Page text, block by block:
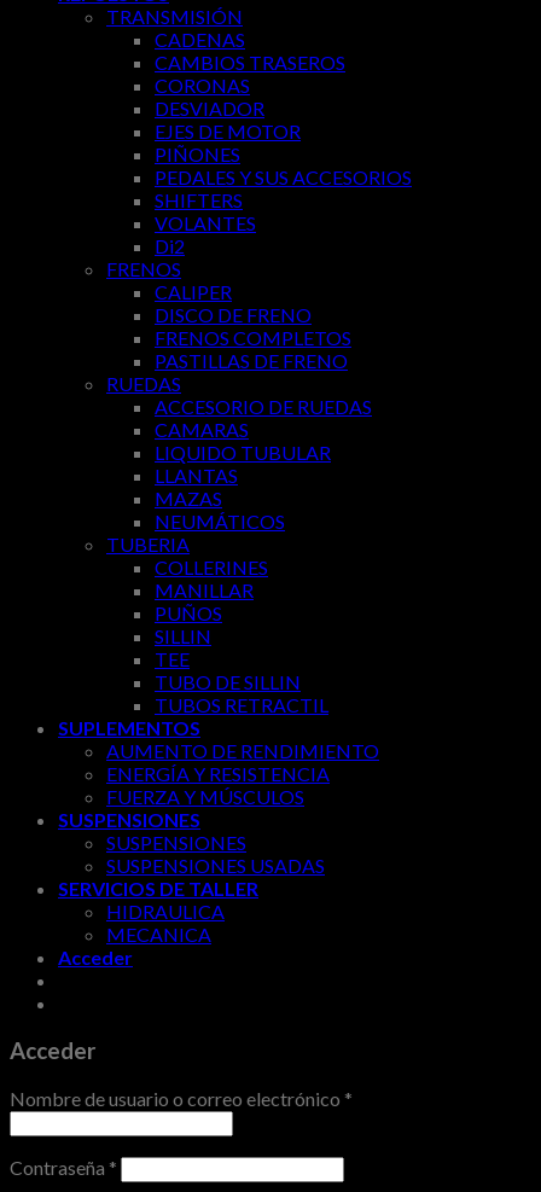
TRANSMISIÓN
CADENAS
CAMBIOS TRASEROS
CORONAS
DESVIADOR
EJES DE MOTOR
PIÑONES
PEDALES Y SUS ACCESORIOS
SHIFTERS
VOLANTES
Di2
FRENOS
CALIPER
DISCO DE FRENO
FRENOS COMPLETOS
PASTILLAS DE FRENO
RUEDAS
ACCESORIO DE RUEDAS
CAMARAS
LIQUIDO TUBULAR
LLANTAS
MAZAS
NEUMÁTICOS
TUBERIA
COLLERINES
MANILLAR
PUÑOS
SILLIN
TEE
TUBO DE SILLIN
TUBOS RETRACTIL
SUPLEMENTOS
AUMENTO DE RENDIMIENTO
ENERGÍA Y RESISTENCIA
FUERZA Y MÚSCULOS
SUSPENSIONES
SUSPENSIONES
SUSPENSIONES USADAS
SERVICIOS DE TALLER
HIDRAULICA
MECANICA
Acceder
Acceder
Nombre de usuario o correo electrónico *
Contraseña *